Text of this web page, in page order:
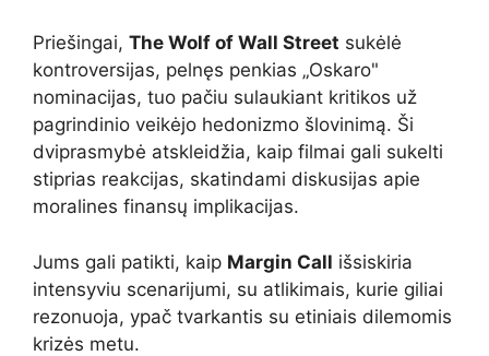
Priešingai, The Wolf of Wall Street sukėlė
kontroversijas, pelnęs penkias „Oskaro"
nominacijas, tuo pačiu sulaukiant kritikos už
pagrindinio veikėjo hedonizmo šlovinimą. Ši
dviprasmybė atskleidžia, kaip filmai gali sukelti
stiprias reakcijas, skatindami diskusijas apie
moralines finansų implikacijas.
Jums gali patikti, kaip Margin Call išsiskiria
intensyviu scenarijumi, su atlikimais, kurie giliai
rezonuoja, ypač tvarkantis su etiniais dilemomis
krizės metu.